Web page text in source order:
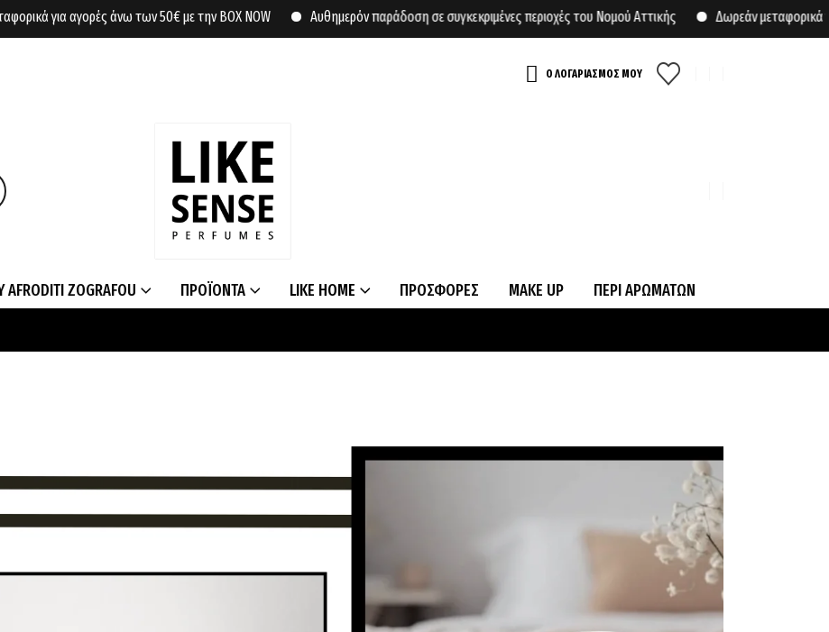
αγορές άνω των 50€ με την BOX NOW Αυθημερόν παράδοση σε συγκεκριμένες περιοχές του Νομού Αττικής Δωρεάν μεταφορικά για αγορές
Ο ΛΟΓΑΡΙΑΣΜΟΣ ΜΟΥ
AFRODITI ZOGRAFOU ΠΡΟΪΟΝΤΑ LIKE HOME ΠΡΟΣΦΟΡΕΣ MAKE UP ΠΕΡΙ ΑΡΩΜΑΤΩΝ